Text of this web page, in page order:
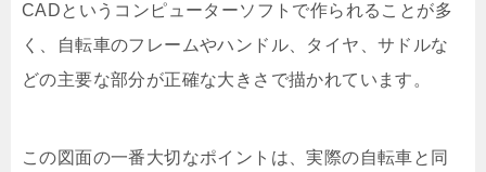
CADというコンピューターソフトで作られることが多
く、自転車のフレームやハンドル、タイヤ、サドルな
どの主要な部分が正確な大きさで描かれています。
この図面の一番大切なポイントは、実際の自転車と同